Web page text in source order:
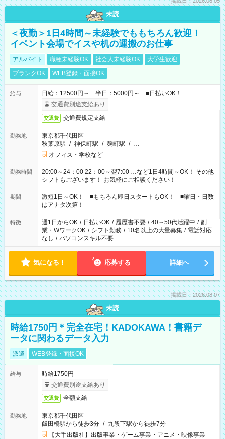
未読
＜夜勤＞1日4時間～未経験でももちろん歓迎！
イベント会場でイスや机の運搬のお仕事
アルバイト 職種未経験OK 社会人未経験OK
大学生歓迎
ブランクOK
WEB登録・面接OK
給与
日給：12500円～ 半日：5000円～ ■日払いOK！
交通費別途支給あり
交通費 交通費規定支給
勤務地
東京都千代田区
秋葉原駅 / 神保町駅 / 麹町駅 / …
オフィス・学校など
勤務時間
20:00～24：00 22：00～翌7:00 …など1日4時間～OK！ その他
シフトもございます！ お気軽にご相談ください！
期間
激短1日～OK！ ■もちろん即日スタートもOK！ ■曜日・日数
はアナタ次第！
特徴 週1日からOK / 日払いOK / 履歴書不要 / 40～50代活躍中 / 副
業・WワークOK / シフト勤務 / 10名以上の大量募集 / 電話対応
なし / パソコンスキル不要
気になる！ 応募する 詳細へ
掲載日：2026.08.07
未読
時給1750円＊完全在宅！KADOKAWA！書籍デ
ータに関わるデータ入力
派遣 WEB登録・面接OK
給与
時給1750円
交通費別途支給あり
交通費 全額支給
勤務地
東京都千代田区
飯田橋駅から徒歩3分 / 九段下駅から徒歩7分
【大手出版社】出版事業・ゲーム事業・アニメ・映像事業